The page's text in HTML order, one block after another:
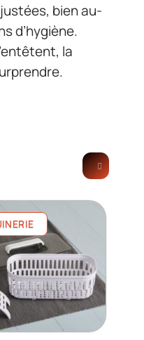
bien au-
d’hygiène.
la